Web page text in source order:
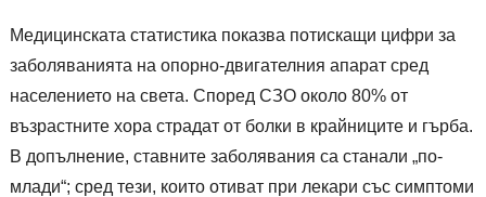
Медицинската статистика показва потискащи цифри за
заболяванията на опорно-двигателния апарат сред
населението на света. Според СЗО около 80% от
възрастните хора страдат от болки в крайниците и гърба.
В допълнение, ставните заболявания са станали „по-
млади“; сред тези, които отиват при лекари със симптоми